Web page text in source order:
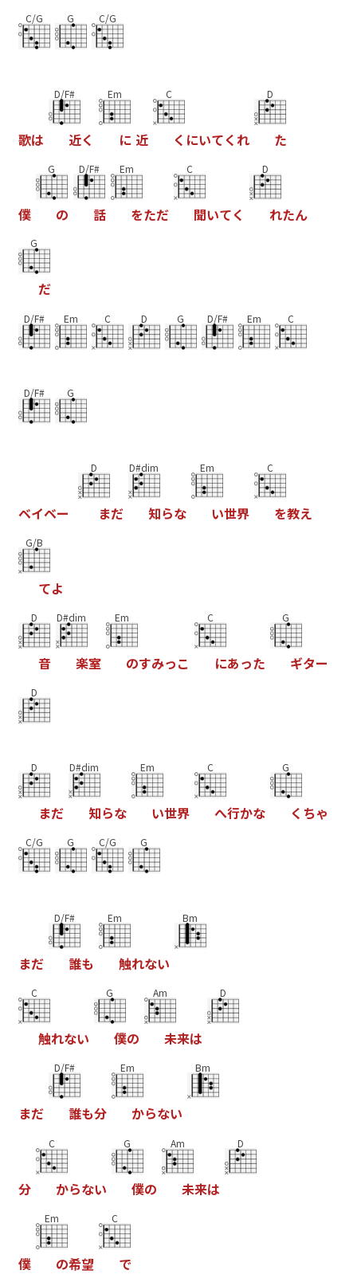
C/G G C/G
歌は
D/F#
近く
Em
に 近
C
く にいてく れ
D
た
僕
G
の
D/F#
話
Em
をただ
C
聞いてく
D
れたん
G
だ
D/F# Em C D G D/F# Em C
D/F# G
ベイベー
D
まだ
D#dim
知らな
Em
い世界
C
を教え
G/B
てよ
D
音
D#dim
楽室
Em
のすみっこ
C
にあった
G
ギター
D
D
まだ
D#dim
知らな
Em
い世界
C
へ行かな
G
く ちゃ
C/G G C/G G
まだ
D/F#
誰も
Em
触れない
Bm
C
触れない
G
僕の
Am
未来は
D
まだ
D/F#
誰も分
Em
からない
Bm
分
C
からない
G
僕の
Am
未来は
D
僕
Em
の希望
C
で